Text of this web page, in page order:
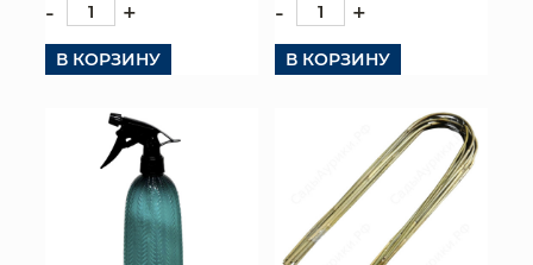
- +
В КОРЗИНУ
- +
В КОРЗИНУ